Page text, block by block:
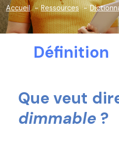
Accueil Ressources
Définition
Que veut
dimmable ?